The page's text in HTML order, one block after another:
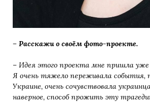
– Расскажи о своём фото-проекте.
– Идея этого проекта мне пришла уже
Я очень тяжело переживала события,
Украине, очень сочувствовала
наверное, способ прожить эту